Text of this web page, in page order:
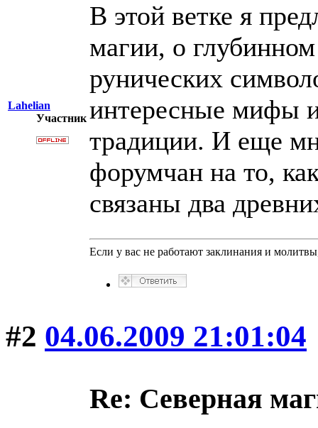
Lahelian
Участник
В этой ветке я
магии, о
рунических
интересные мифы
традиции. И еще
форумчан на то,
связаны два
Если у вас не работают заклинания и
#2 04.06.2009 21:01:04
Re: Северная